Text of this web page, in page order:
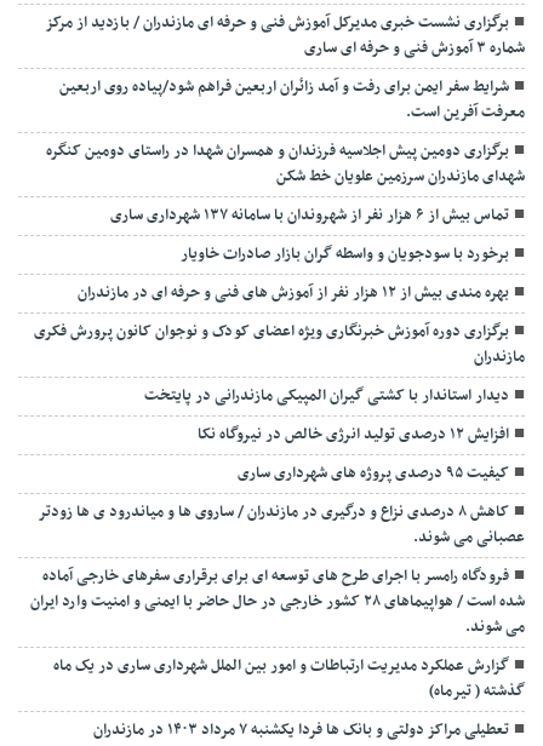
برگزاری نشست خبری مدیرکل آموزش فنی و حرفه ای مازندران / بازدید از مرکز
شماره ۳ آموزش فنی و حرفه ای ساری
شرایط سفر ایمن برای رفت و آمد زائران اربعین فراهم شود/پیاده روی اربعین
معرفت آفرین است.
برگزاری دومین پیش اجلاسیه فرزندان و همسران شهدا در راستای دومین کنگره
شهدای مازندران سرزمین علویان خط شکن
تماس بیش از ۶ هزار نفر از شهروندان با سامانه ۱۳۷ شهرداری ساری
برخورد با سودجویان و واسطه گران بازار صادرات خاویار
بهره مندی بیش از ۱۲ هزار نفر از آموزش های فنی و حرفه ای در مازندران
برگزاری دوره آموزش خبرنگاری ویژه اعضای کودک و نوجوان کانون پرورش فکری
مازندران
دیدار استاندار با کشتی گیران المپیکی مازندرانی در پایتخت
افزایش ۱۲ درصدی تولید انرژی خالص در نیروگاه نکا
کیفیت ۹۵ درصدی پروژه های شهرداری ساری
کاهش ۸ درصدی نزاع و درگیری در مازندران / ساروی ها و میاندرود ی ها زودتر
عصبانی می شوند.
فرودگاه رامسر با اجرای طرح های توسعه ای برای برقراری سفرهای خارجی آماده
شده است / هواپیماهای ۲۸ کشور خارجی در حال حاضر با ایمنی و امنیت وارد ایران
می شوند.
گزارش عملکرد مدیریت ارتباطات و امور بین الملل شهرداری ساری در یک ماه
گذشته ( تیرماه)
تعطیلی مراکز دولتی و بانک ها فردا یکشنبه ۷ مرداد ۱۴۰۳ در مازندران